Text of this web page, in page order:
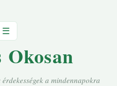
☰
Okosan
a mindennapokra